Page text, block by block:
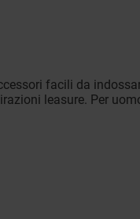
facili da
leasure. Per